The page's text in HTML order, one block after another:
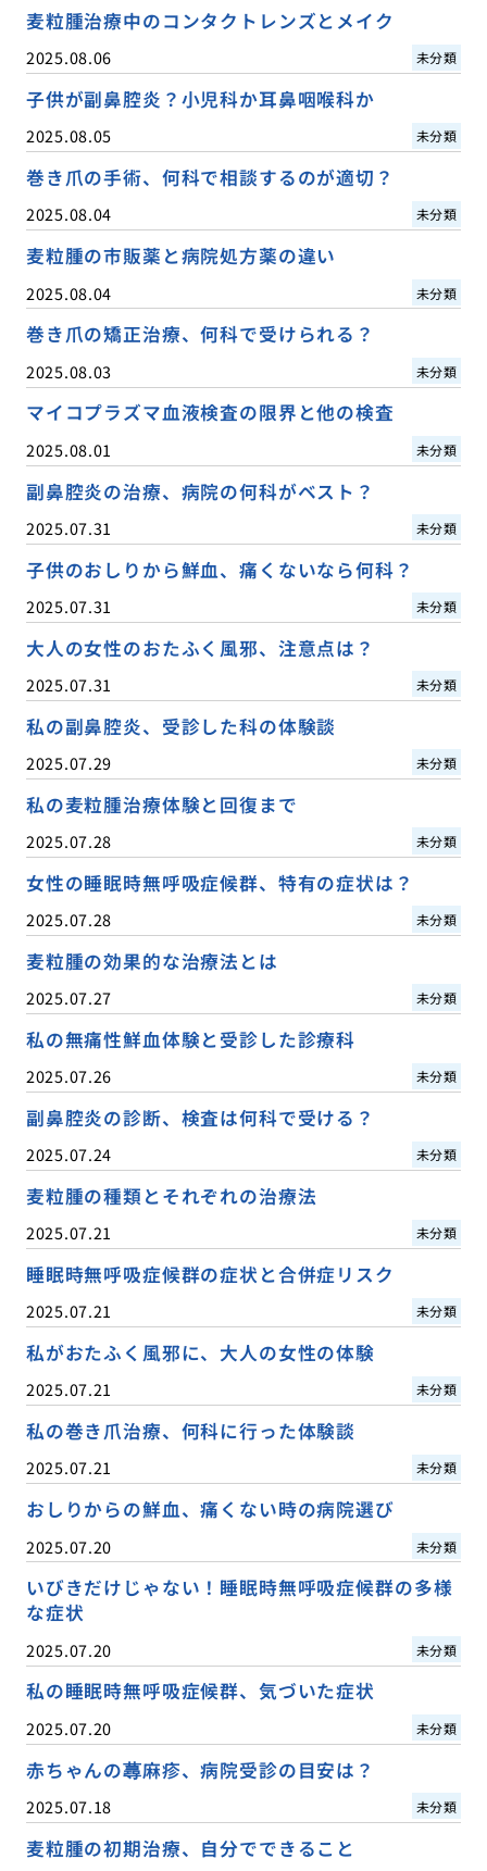
麦粒腫治療中のコンタクトレンズとメイク
2025.08.06 未分類
子供が副鼻腔炎？小児科か耳鼻咽喉科か
2025.08.05 未分類
巻き爪の手術、何科で相談するのが適切？
2025.08.04 未分類
麦粒腫の市販薬と病院処方薬の違い
2025.08.04 未分類
巻き爪の矯正治療、何科で受けられる？
2025.08.03 未分類
マイコプラズマ血液検査の限界と他の検査
2025.08.01 未分類
副鼻腔炎の治療、病院の何科がベスト？
2025.07.31 未分類
子供のおしりから鮮血、痛くないなら何科？
2025.07.31 未分類
大人の女性のおたふく風邪、注意点は？
2025.07.31 未分類
私の副鼻腔炎、受診した科の体験談
2025.07.29 未分類
私の麦粒腫治療体験と回復まで
2025.07.28 未分類
女性の睡眠時無呼吸症候群、特有の症状は？
2025.07.28 未分類
麦粒腫の効果的な治療法とは
2025.07.27 未分類
私の無痛性鮮血体験と受診した診療科
2025.07.26 未分類
副鼻腔炎の診断、検査は何科で受ける？
2025.07.24 未分類
麦粒腫の種類とそれぞれの治療法
2025.07.21 未分類
睡眠時無呼吸症候群の症状と合併症リスク
2025.07.21 未分類
私がおたふく風邪に、大人の女性の体験
2025.07.21 未分類
私の巻き爪治療、何科に行った体験談
2025.07.21 未分類
おしりからの鮮血、痛くない時の病院選び
2025.07.20 未分類
いびきだけじゃない！睡眠時無呼吸症候群の多様
な症状
2025.07.20 未分類
私の睡眠時無呼吸症候群、気づいた症状
2025.07.20 未分類
赤ちゃんの蕁麻疹、病院受診の目安は？
2025.07.18 未分類
麦粒腫の初期治療、自分でできること